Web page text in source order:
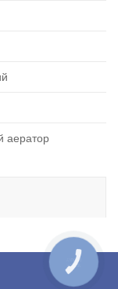
аератор
КНОПКА
ЗВ'ЯЗКУ